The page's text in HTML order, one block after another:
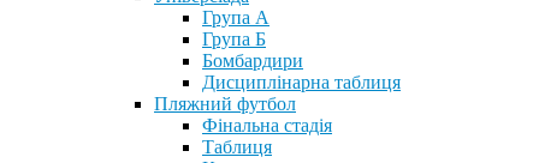
Група А
Група Б
Бомбардири
Дисциплінарна таблиця
Пляжний футбол
Фінальна стадія
Таблиця